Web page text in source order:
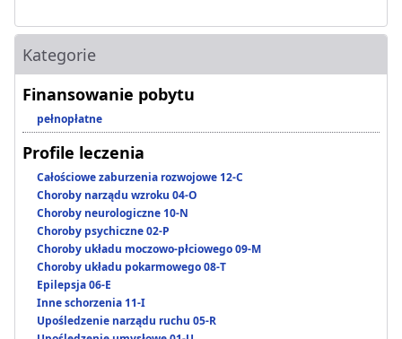
Kategorie
Finansowanie pobytu
pełnopłatne
Profile leczenia
Całościowe zaburzenia rozwojowe 12-C
Choroby narządu wzroku 04-O
Choroby neurologiczne 10-N
Choroby psychiczne 02-P
Choroby układu moczowo-płciowego 09-M
Choroby układu pokarmowego 08-T
Epilepsja 06-E
Inne schorzenia 11-I
Upośledzenie narządu ruchu 05-R